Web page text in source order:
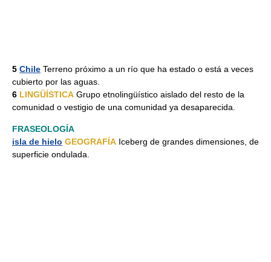
5 Chile Terreno próximo a un río que ha estado o está a veces
cubierto por las aguas.
6 LINGÜÍSTICA Grupo etnolingüístico aislado del resto de la
comunidad o vestigio de una comunidad ya desaparecida.
FRASEOLOGÍA
isla de hielo GEOGRAFÍA Iceberg de grandes dimensiones, de
superficie ondulada.